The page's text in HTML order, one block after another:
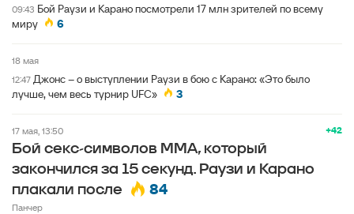
09:43 Бой Раузи и Карано посмотрели 17 млн зрителей по всему
миру
6
18 мая
12:47 Джонс – о выступлении Раузи в бою с Карано: «Это было
лучше, чем весь турнир UFC»
3
+42
17 мая, 13:50
Бой секс-символов MMA, который
закончился за 15 секунд. Раузи и Карано
плакали после
84
Панчер